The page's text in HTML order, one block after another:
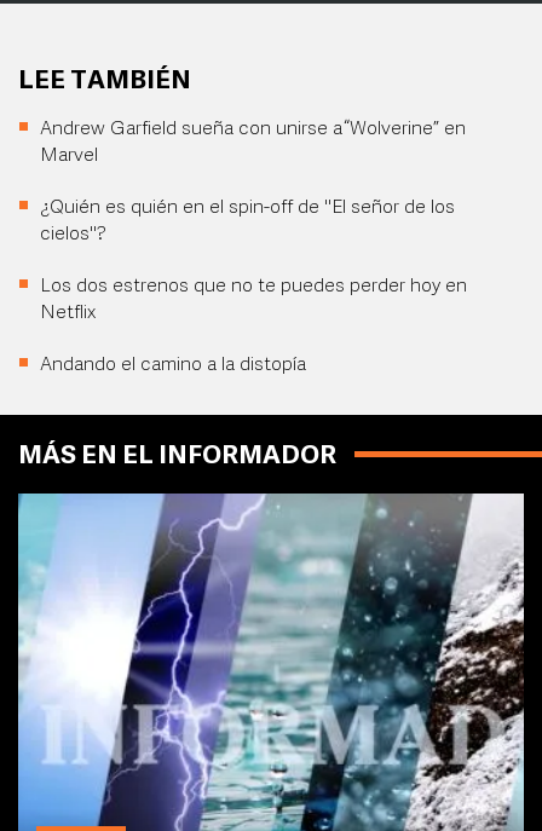
LEE TAMBIÉN
Andrew Garfield sueña con unirse a “Wolverine” en
Marvel
¿Quién es quién en el spin-off de "El señor de los
cielos"?
Los dos estrenos que no te puedes perder hoy en
Netflix
Andando el camino a la distopía
MÁS EN EL INFORMADOR